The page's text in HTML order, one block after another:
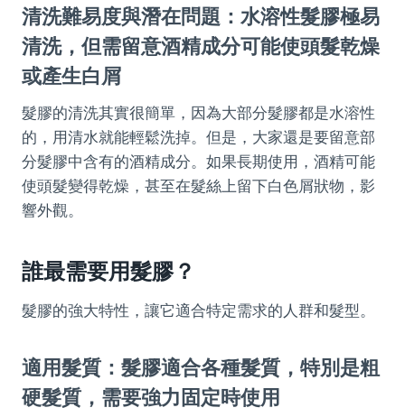
清洗難易度與潛在問題：水溶性髮膠極易
清洗，但需留意酒精成分可能使頭髮乾燥
或產生白屑
髮膠的清洗其實很簡單，因為大部分髮膠都是水溶性
的，用清水就能輕鬆洗掉。但是，大家還是要留意部
分髮膠中含有的酒精成分。如果長期使用，酒精可能
使頭髮變得乾燥，甚至在髮絲上留下白色屑狀物，影
響外觀。
誰最需要用髮膠？
髮膠的強大特性，讓它適合特定需求的人群和髮型。
適用髮質：髮膠適合各種髮質，特別是粗
硬髮質，需要強力固定時使用